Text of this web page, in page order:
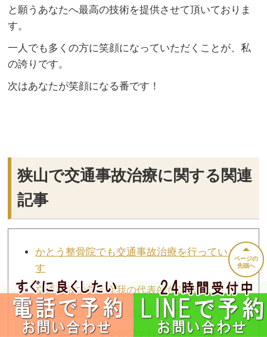
と願うあなたへ最高の技術を提供させて頂いておりま
す。
一人でも多くの方に笑顔になっていただくことが、私
の誇りです。
次はあなたが笑顔になる番です！
狭山で交通事故治療に関する関連
記事
かとう整骨院でも交通事故治療を行っていま
す
交通事故で負う怪我の代表的な症状といえば
交通事故は放置しないことが大切
交通事故治療は整骨院で行うことも可能です
ページの
先頭へ